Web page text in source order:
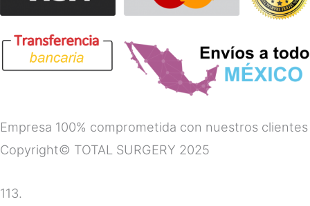
Empresa 100% comprometida con nuestros clientes
Copyright© TOTAL SURGERY 2025
113.